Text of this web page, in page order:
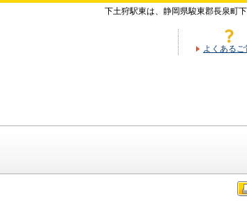
下土狩駅東は、静岡県駿東郡長泉町
よくあるご